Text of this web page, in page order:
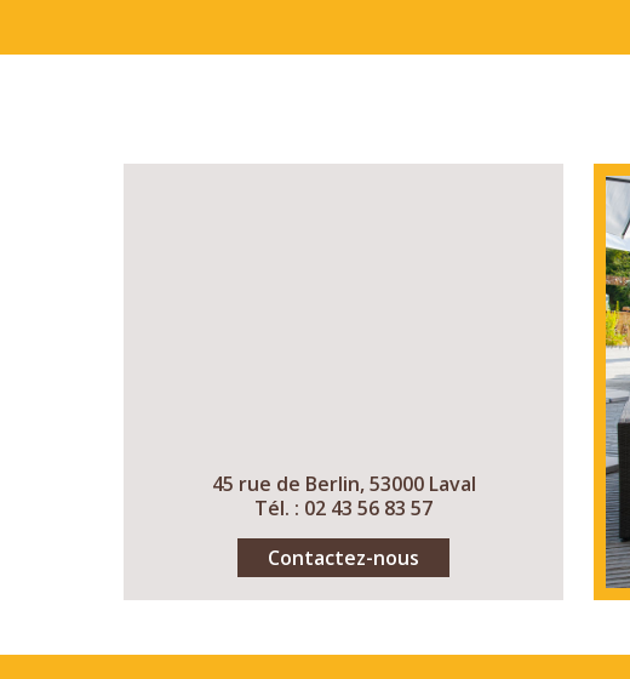
45 rue de Berlin, 53000 Laval
Tél. : 02 43 56 83 57
Contactez-nous